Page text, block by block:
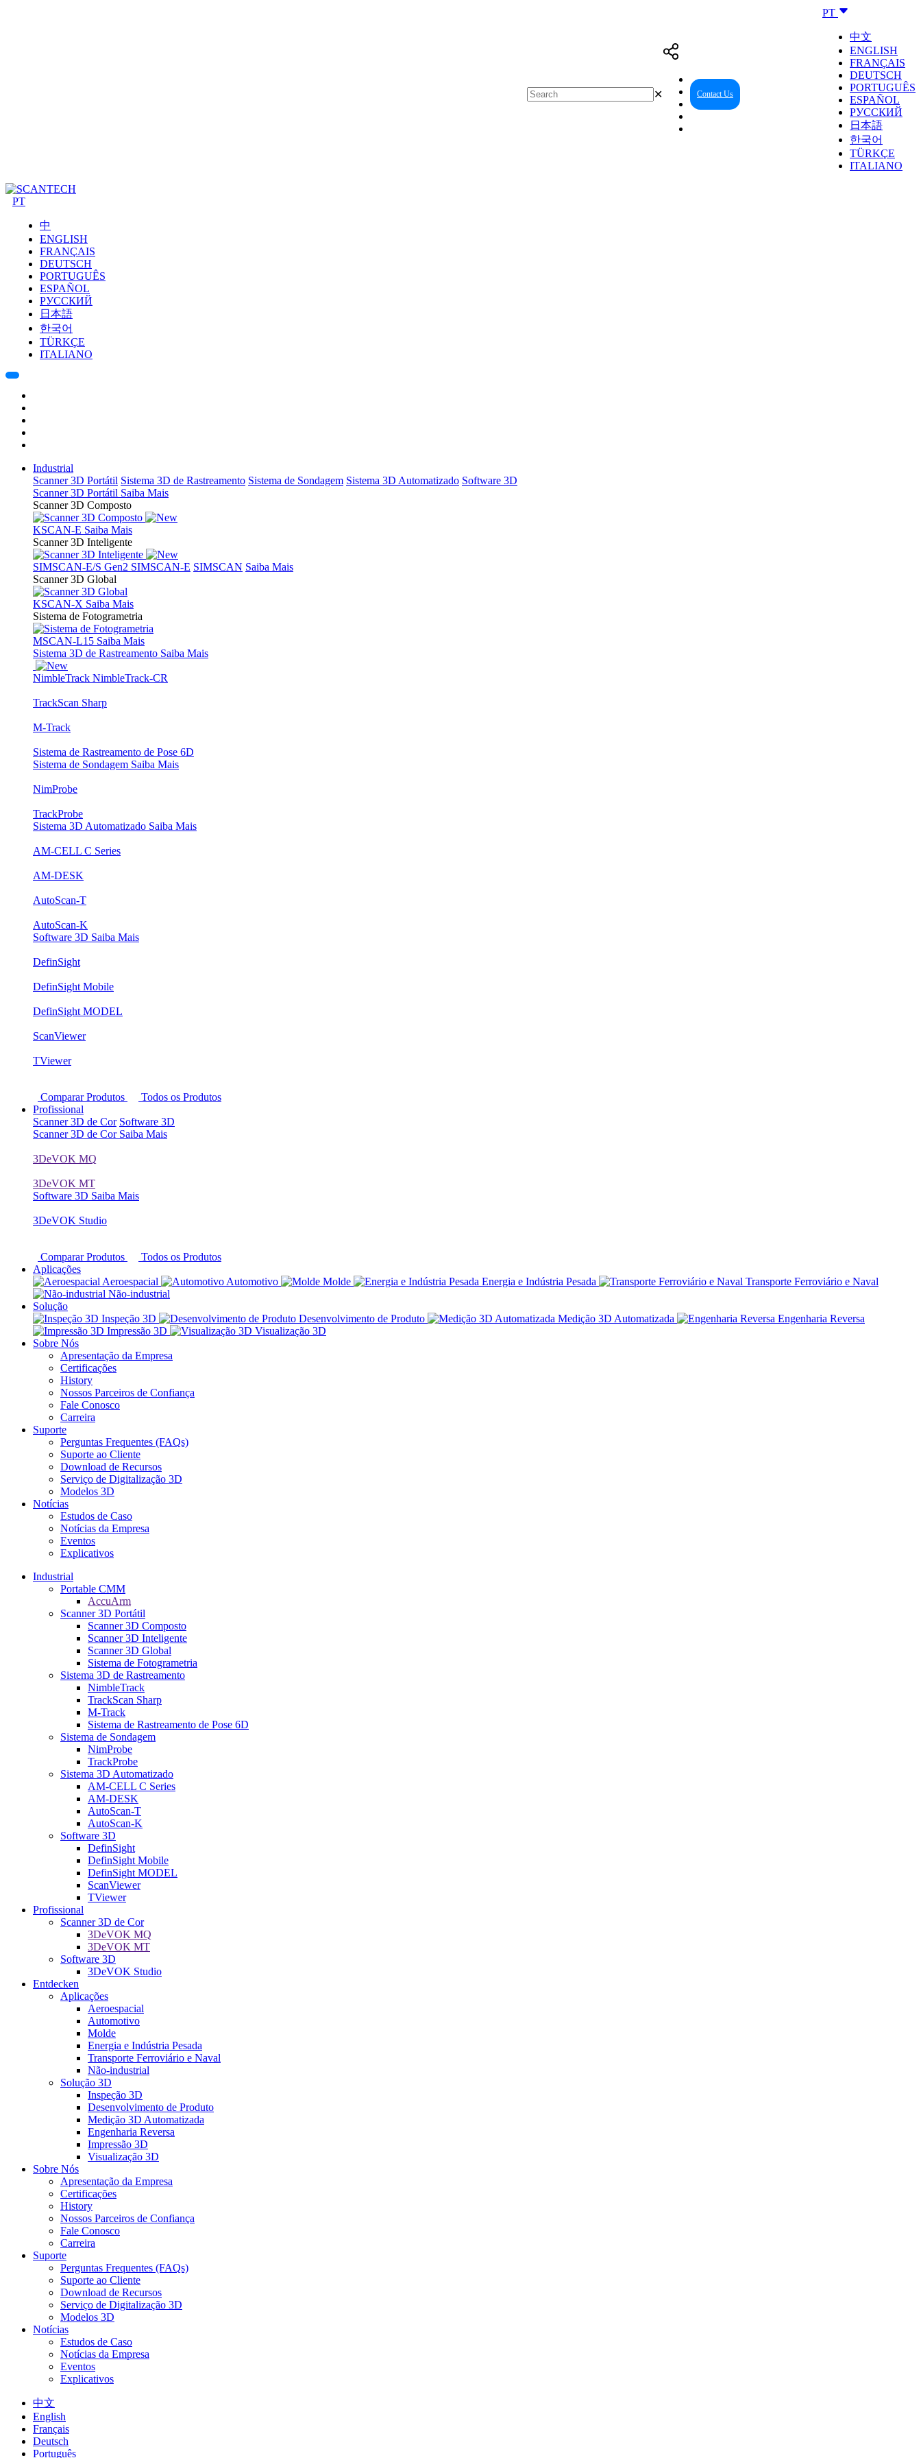
PT
中文
ENGLISH
FRANÇAIS
DEUTSCH
PORTUGUÊS
ESPAÑOL
РУССКИЙ
日本語
한국어
TÜRKÇE
ITALIANO
Contact Us
✕
PT
中
ENGLISH
FRANÇAIS
DEUTSCH
PORTUGUÊS
ESPAÑOL
РУССКИЙ
日本語
한국어
TÜRKÇE
ITALIANO
Industrial
Scanner 3D Portátil Sistema 3D de Rastreamento Sistema de Sondagem Sistema 3D Automatizado Software 3D
Scanner 3D Portátil Saiba Mais
Scanner 3D Composto
KSCAN-E Saiba Mais
Scanner 3D Inteligente
SIMSCAN-E/S Gen2 SIMSCAN-E SIMSCAN Saiba Mais
Scanner 3D Global
KSCAN-X Saiba Mais
Sistema de Fotogrametria
MSCAN-L15 Saiba Mais
Sistema 3D de Rastreamento Saiba Mais
NimbleTrack NimbleTrack-CR
TrackScan Sharp
M-Track
Sistema de Rastreamento de Pose 6D
Sistema de Sondagem Saiba Mais
NimProbe
TrackProbe
Sistema 3D Automatizado Saiba Mais
AM-CELL C Series
AM-DESK
AutoScan-T
AutoScan-K
Software 3D Saiba Mais
DefinSight
DefinSight Mobile
DefinSight MODEL
ScanViewer
TViewer
Comparar Produtos
Todos os Produtos
Profissional
Scanner 3D de Cor Software 3D
Scanner 3D de Cor Saiba Mais
3DeVOK MQ
3DeVOK MT
Software 3D Saiba Mais
3DeVOK Studio
Comparar Produtos
Todos os Produtos
Aplicações
Aeroespacial
Automotivo Molde Energia e Indústria Pesada
Transporte Ferroviário e Naval
Não-industrial
Solução
Inspeção 3D
Desenvolvimento de Produto Medição 3D Automatizada
Engenharia Reversa
Impressão 3D
Visualização 3D
Sobre Nós
Apresentação da Empresa
Certificações
History
Nossos Parceiros de Confiança
Fale Conosco
Carreira
Suporte
Perguntas Frequentes (FAQs)
Suporte ao Cliente
Download de Recursos
Serviço de Digitalização 3D
Modelos 3D
Notícias
Estudos de Caso
Notícias da Empresa
Eventos
Explicativos
Industrial
Portable CMM
AccuArm
Scanner 3D Portátil
Scanner 3D Composto
Scanner 3D Inteligente
Scanner 3D Global
Sistema de Fotogrametria
Sistema 3D de Rastreamento
NimbleTrack
TrackScan Sharp
M-Track
Sistema de Rastreamento de Pose 6D
Sistema de Sondagem
NimProbe
TrackProbe
Sistema 3D Automatizado
AM-CELL C Series
AM-DESK
AutoScan-T
AutoScan-K
Software 3D
DefinSight
DefinSight Mobile
DefinSight MODEL
ScanViewer
TViewer
Profissional
Scanner 3D de Cor
3DeVOK MQ
3DeVOK MT
Software 3D
3DeVOK Studio
Entdecken
Aplicações
Aeroespacial
Automotivo
Molde
Energia e Indústria Pesada
Transporte Ferroviário e Naval
Não-industrial
Solução 3D
Inspeção 3D
Desenvolvimento de Produto
Medição 3D Automatizada
Engenharia Reversa
Impressão 3D
Visualização 3D
Sobre Nós
Apresentação da Empresa
Certificações
History
Nossos Parceiros de Confiança
Fale Conosco
Carreira
Suporte
Perguntas Frequentes (FAQs)
Suporte ao Cliente
Download de Recursos
Serviço de Digitalização 3D
Modelos 3D
Notícias
Estudos de Caso
Notícias da Empresa
Eventos
Explicativos
中文
English
Français
Deutsch
Português